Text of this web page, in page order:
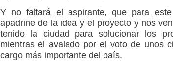
Y no faltará el aspirante, que para
apadrine de la idea y el proyecto y nos
tenido la ciudad para solucionar los
mientras él avalado por el voto de unos
cargo más importante del país.